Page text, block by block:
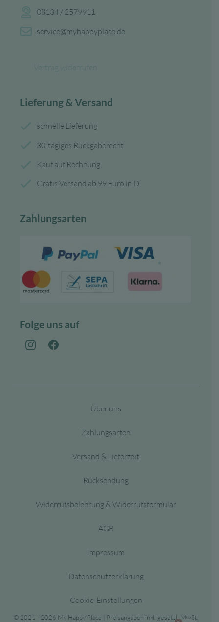
08134 / 2579911
service@myhappyplace.de
Lieferung & Versand
schnelle Lieferung
30-tägiges Rückgaberecht
Kauf auf Rechnung
Gratis Versand ab 99 Euro in D
Zahlungsarten
Folge uns auf
Über uns
Zahlungsarten
Versand & Lieferzeit
Rücksendung
Widerrufsbelehrung & Widerrufsformular
AGB
Impressum
Datenschutzerklärung
Cookie-Einstellungen
© 2021 - 2026 My Happy Place | Preisangaben inkl. gesetzl. MwSt.